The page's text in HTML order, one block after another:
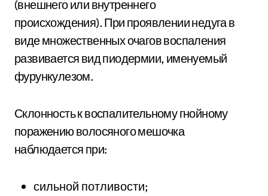
(внешнего или внутреннего
происхождения). При проявлении недуга в
виде множественных очагов воспаления
развивается вид пиодермии, именуемый
фурункулезом.
Склонность к воспалительному гнойному
поражению волосяного мешочка
наблюдается при:
сильной потливости;